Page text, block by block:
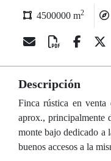
4500000 m2
Descripción
Finca rústica en
aprox., principalmente
monte bajo dedicado a
buenos accesos a la